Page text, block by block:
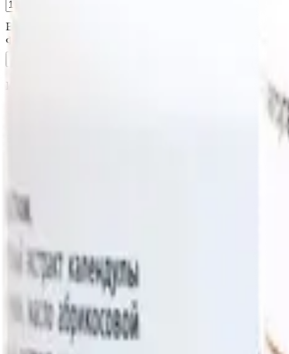
В наличии
Фильтры
Категория
Мультикомплексы
Иммуностимуляторы
Спортивное питание
Растительный протеин
Гейнеры
Креатин
Аминокислоты